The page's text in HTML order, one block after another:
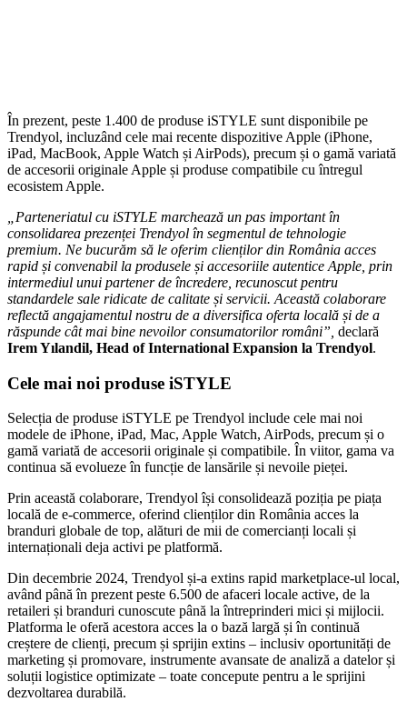
În prezent, peste 1.400 de produse iSTYLE sunt disponibile pe
Trendyol, incluzând cele mai recente dispozitive Apple (iPhone,
iPad, MacBook, Apple Watch și AirPods), precum și o gamă variată
de accesorii originale Apple și produse compatibile cu întregul
ecosistem Apple.
„Parteneriatul cu iSTYLE marchează un pas important în
consolidarea prezenței Trendyol în segmentul de tehnologie
premium. Ne bucurăm să le oferim clienților din România acces
rapid și convenabil la produsele și accesoriile autentice Apple, prin
intermediul unui partener de încredere, recunoscut pentru
standardele sale ridicate de calitate și servicii. Această colaborare
reflectă angajamentul nostru de a diversifica oferta locală și de a
răspunde cât mai bine nevoilor consumatorilor români”, declară
Irem Yılandil, Head of International Expansion la Trendyol.
Cele mai noi produse iSTYLE
Selecția de produse iSTYLE pe Trendyol include cele mai noi
modele de iPhone, iPad, Mac, Apple Watch, AirPods, precum și o
gamă variată de accesorii originale și compatibile. În viitor, gama va
continua să evolueze în funcție de lansările și nevoile pieței.
Prin această colaborare, Trendyol își consolidează poziția pe piața
locală de e-commerce, oferind clienților din România acces la
branduri globale de top, alături de mii de comercianți locali și
internaționali deja activi pe platformă.
Din decembrie 2024, Trendyol și-a extins rapid marketplace-ul local,
având până în prezent peste 6.500 de afaceri locale active, de la
retaileri și branduri cunoscute până la întreprinderi mici și mijlocii.
Platforma le oferă acestora acces la o bază largă și în continuă
creștere de clienți, precum și sprijin extins – inclusiv oportunități de
marketing și promovare, instrumente avansate de analiză a datelor și
soluții logistice optimizate – toate concepute pentru a le sprijini
dezvoltarea durabilă.